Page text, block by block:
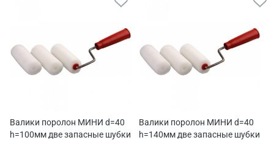
Валики поролон МИНИ d=40
h=100мм две запасные шубки
Валики поролон МИНИ d=40
h=140мм две запасные шубки